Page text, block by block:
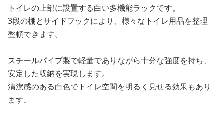
トイレの上部に設置する白い多機能ラックです。
3段の棚とサイドフックにより、様々なトイレ用品を整理
整頓できます。
スチールパイプ製で軽量でありながら十分な強度を持ち、
安定した収納を実現します。
清潔感のある白色でトイレ空間を明るく見せる効果もあり
ます。